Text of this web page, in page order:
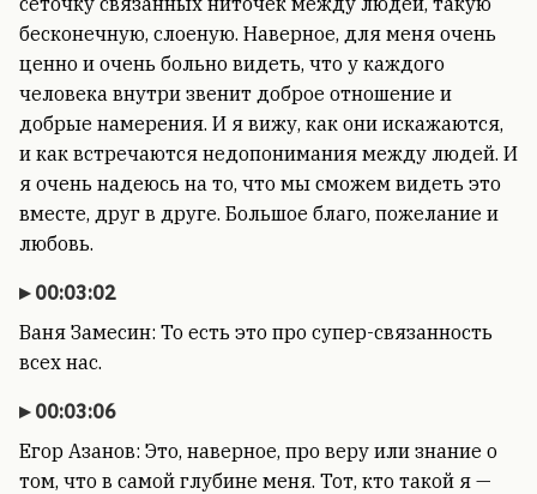
бесконечную, слоеную. Наверное, для меня очень
ценно и очень больно видеть, что у каждого
человека внутри звенит доброе отношение и
добрые намерения. И я вижу, как они искажаются,
и как встречаются недопонимания между людей. И
я очень надеюсь на то, что мы сможем видеть это
вместе, друг в друге. Большое благо, пожелание и
любовь.
00:03:02
Ваня Замесин: То есть это про супер-связанность
всех нас.
00:03:06
Егор Азанов: Это, наверное, про веру или знание о
том, что в самой глубине меня. Тот, кто такой я —